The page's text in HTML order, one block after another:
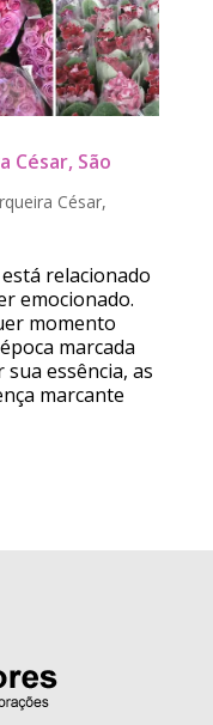
César, São
César,
relacionado
emocionado.
momento
marcada
essência, as
marcante